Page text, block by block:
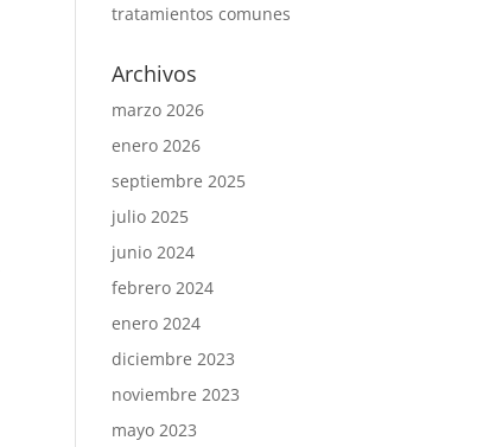
tratamientos comunes
Archivos
marzo 2026
enero 2026
septiembre 2025
julio 2025
junio 2024
febrero 2024
enero 2024
diciembre 2023
noviembre 2023
mayo 2023